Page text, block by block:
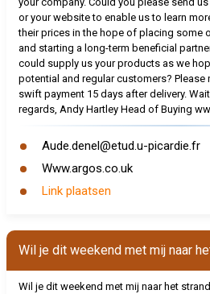
or your website to enable us to learn
their prices in the hope of placing some
and starting a long-term beneficial
could supply us your products as we
potential and regular customers? Please
swift payment 15 days after delivery.
regards, Andy Hartley Head of Buying
Aude.denel@etud.u-picardie.fr
Www.argos.co.uk
Link plaatsen
Wil je dit weekend met mij naar
Wil je dit weekend met mij naar het